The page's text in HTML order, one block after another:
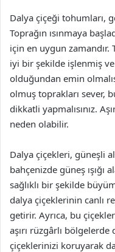
Dalya çiçeği tohumları,
Toprağın ısınmaya
için en uygun zamandır.
iyi bir şekilde işlenmiş
olduğundan emin
olmuş toprakları sever,
dikkatli yapmalısınız.
neden olabilir.
Dalya çiçekleri, güneşli
bahçenizde güneş ışığı
sağlıklı bir şekilde
dalya çiçeklerinin canlı
getirir. Ayrıca, bu
aşırı rüzgârlı
çiçeklerinizi koruyarak